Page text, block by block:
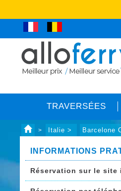
TRAVERSÉES
> Italie > Barcelone
INFORMATIONS
Réservation sur le site